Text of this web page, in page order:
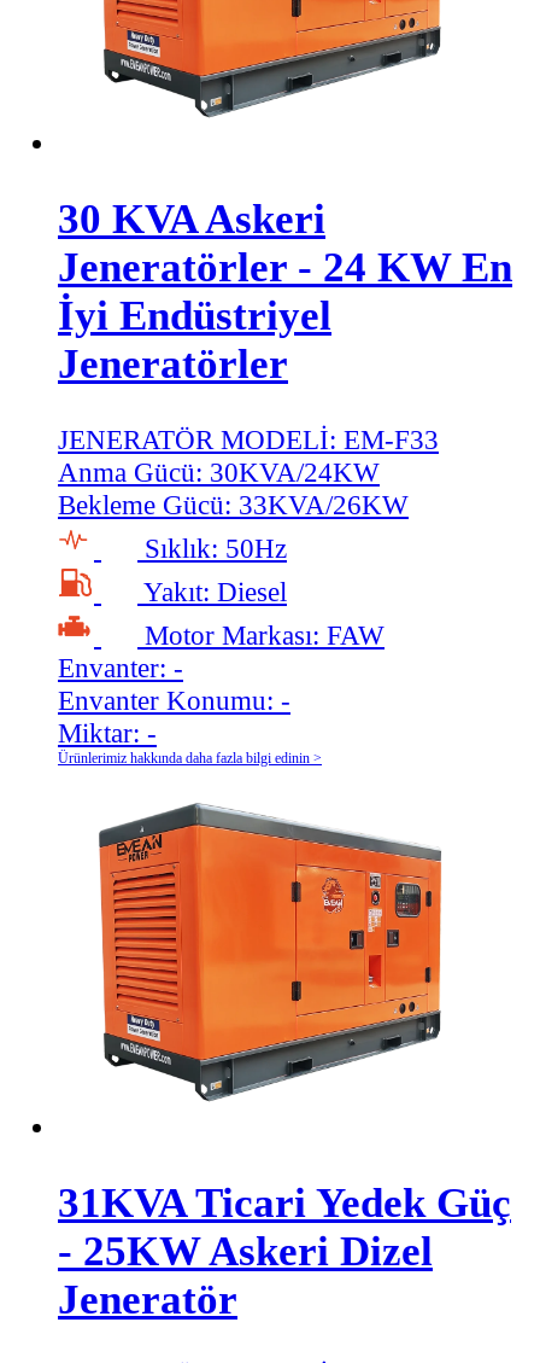
30 KVA Askeri
Jeneratörler - 24 KW En
İyi Endüstriyel
Jeneratörler
JENERATÖR MODELİ: EM-F33
Anma Gücü: 30KVA/24KW
Bekleme Gücü: 33KVA/26KW
Sıklık: 50Hz
Yakıt: Diesel
Motor Markası: FAW
Envanter: -
Envanter Konumu: -
Miktar: -
Ürünlerimiz hakkında daha fazla bilgi edinin >
31KVA Ticari Yedek Güç
- 25KW Askeri Dizel
Jeneratör